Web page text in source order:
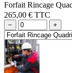
Forfait Rincage
265,00 € TTC
− +